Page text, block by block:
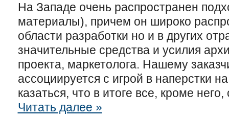
На Западе очень распространен
материалы), причем он широко
области разработки но и в других
значительные средства и усилия
проекта, маркетолога. Нашему
ассоциируется с игрой в наперстки
казаться, что в итоге все, кроме
Читать далее »